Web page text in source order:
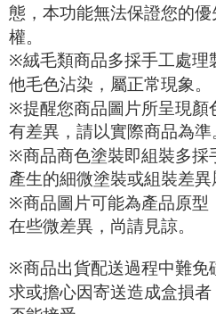
態，本功能無法保證您的
權。
※絨毛類商品多採手工處理
他毛色沾染，屬正常現象。
※提醒您商品圖片所呈現顏
有差異，請以實際商品為準
※商品商色塗裝即組裝多採
產生的細微塗裝或組裝差異
※商品圖片可能為產品原型
在些微差異，尚請見諒。
※商品出貨配送過程中難免
求或擔心因寄送造成盒損